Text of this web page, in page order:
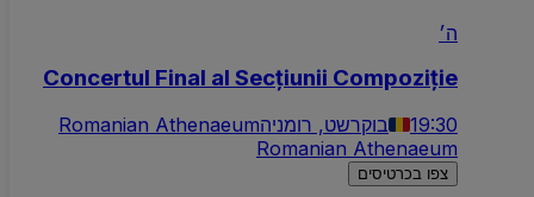
ה׳
Concertul Final al Secțiunii Compoziție
19:30 בוקרשט, רומניהRomanian Athenaeum
Romanian Athenaeum
צפו בכרטיסים